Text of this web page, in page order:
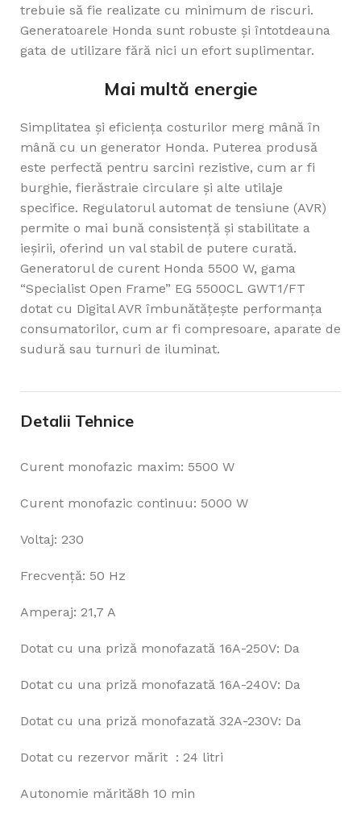
trebuie să fie realizate cu minimum de riscuri.
Generatoarele Honda sunt robuste și întotdeauna
gata de utilizare fără nici un efort suplimentar.
Mai multă energie
Simplitatea și eficiența costurilor merg mână în
mână cu un generator Honda. Puterea produsă
este perfectă pentru sarcini rezistive, cum ar fi
burghie, fierăstraie circulare și alte utilaje
specifice. Regulatorul automat de tensiune (AVR)
permite o mai bună consistență și stabilitate a
ieșirii, oferind un val stabil de putere curată.
Generatorul de curent Honda 5500 W, gama
“Specialist Open Frame” EG 5500CL GWT1/FT
dotat cu Digital AVR îmbunătățește performanța
consumatorilor, cum ar fi compresoare, aparate de
sudură sau turnuri de iluminat.
Detalii Tehnice
Curent monofazic maxim: 5500 W
Curent monofazic continuu: 5000 W
Voltaj: 230
Frecvenţă: 50 Hz
Amperaj: 21,7 A
Dotat cu una priză monofazată 16A-250V: Da
Dotat cu una priză monofazată 16A-240V: Da
Dotat cu una priză monofazată 32A-230V: Da
Dotat cu rezervor mărit : 24 litri
Autonomie mărită8h 10 min